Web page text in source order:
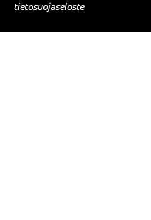
tietosuojaseloste